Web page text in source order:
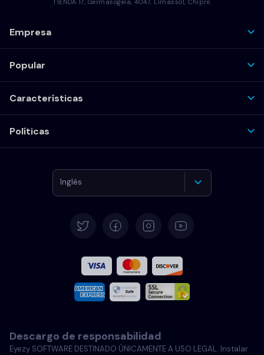
Empresa
Popular
Características
Políticas
Inglés
Francés
Italiano
Portugués
Descargo de responsabilidad
Eyezy SOFTWARE DESTINADO ÚNICAMENTE A USO LEGAL. Instalar